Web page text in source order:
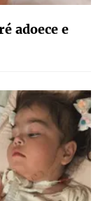
adoece e